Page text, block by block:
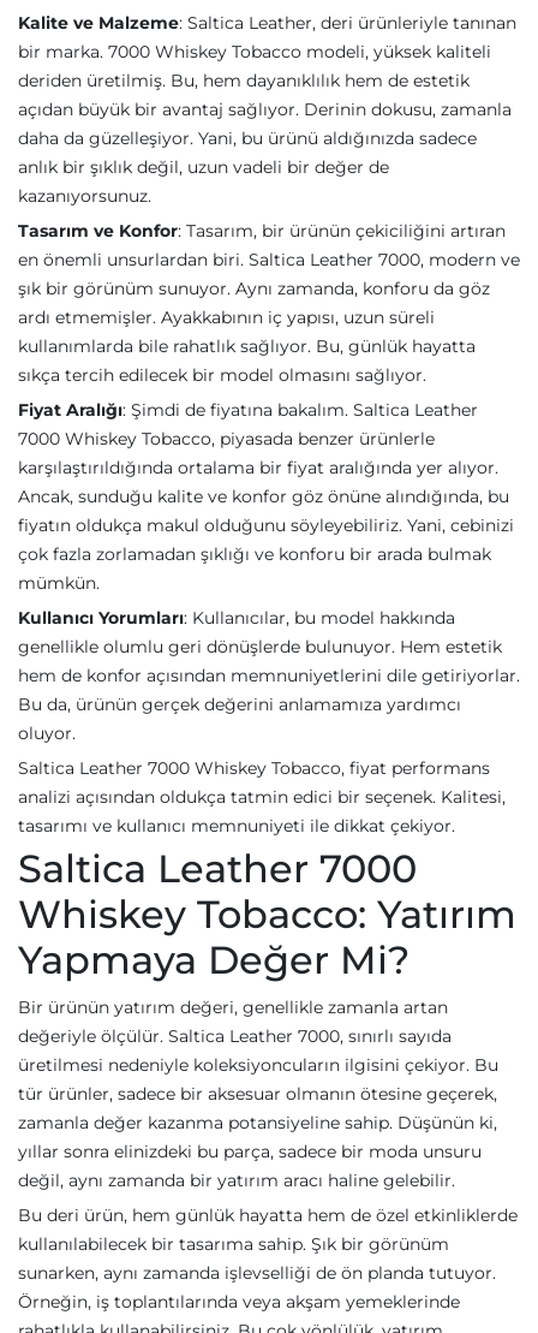
Kalite ve Malzeme: Saltica Leather, deri ürünleriyle tanınan
bir marka. 7000 Whiskey Tobacco modeli, yüksek kaliteli
deriden üretilmiş. Bu, hem dayanıklılık hem de estetik
açıdan büyük bir avantaj sağlıyor. Derinin dokusu, zamanla
daha da güzelleşiyor. Yani, bu ürünü aldığınızda sadece
anlık bir şıklık değil, uzun vadeli bir değer de
kazanıyorsunuz.
Tasarım ve Konfor: Tasarım, bir ürünün çekiciliğini artıran
en önemli unsurlardan biri. Saltica Leather 7000, modern ve
şık bir görünüm sunuyor. Aynı zamanda, konforu da göz
ardı etmemişler. Ayakkabının iç yapısı, uzun süreli
kullanımlarda bile rahatlık sağlıyor. Bu, günlük hayatta
sıkça tercih edilecek bir model olmasını sağlıyor.
Fiyat Aralığı: Şimdi de fiyatına bakalım. Saltica Leather
7000 Whiskey Tobacco, piyasada benzer ürünlerle
karşılaştırıldığında ortalama bir fiyat aralığında yer alıyor.
Ancak, sunduğu kalite ve konfor göz önüne alındığında, bu
fiyatın oldukça makul olduğunu söyleyebiliriz. Yani, cebinizi
çok fazla zorlamadan şıklığı ve konforu bir arada bulmak
mümkün.
Kullanıcı Yorumları: Kullanıcılar, bu model hakkında
genellikle olumlu geri dönüşlerde bulunuyor. Hem estetik
hem de konfor açısından memnuniyetlerini dile getiriyorlar.
Bu da, ürünün gerçek değerini anlamamıza yardımcı
oluyor.
Saltica Leather 7000 Whiskey Tobacco, fiyat performans
analizi açısından oldukça tatmin edici bir seçenek. Kalitesi,
tasarımı ve kullanıcı memnuniyeti ile dikkat çekiyor.
Saltica Leather 7000
Whiskey Tobacco: Yatırım
Yapmaya Değer Mi?
Bir ürünün yatırım değeri, genellikle zamanla artan
değeriyle ölçülür. Saltica Leather 7000, sınırlı sayıda
üretilmesi nedeniyle koleksiyoncuların ilgisini çekiyor. Bu
tür ürünler, sadece bir aksesuar olmanın ötesine geçerek,
zamanla değer kazanma potansiyeline sahip. Düşünün ki,
yıllar sonra elinizdeki bu parça, sadece bir moda unsuru
değil, aynı zamanda bir yatırım aracı haline gelebilir.
Bu deri ürün, hem günlük hayatta hem de özel etkinliklerde
kullanılabilecek bir tasarıma sahip. Şık bir görünüm
sunarken, aynı zamanda işlevselliği de ön planda tutuyor.
Örneğin, iş toplantılarında veya akşam yemeklerinde